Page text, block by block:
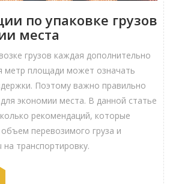
по упаковке грузов
места
грузов каждая дополнительно
метр площади может означать
Поэтому важно правильно
экономии места. В данной статье
рекомендаций, которые
перевозимого груза и
транспортировку.